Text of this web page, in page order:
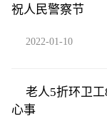
祝人民警察节
2022-01-10
老人5折环卫
心事